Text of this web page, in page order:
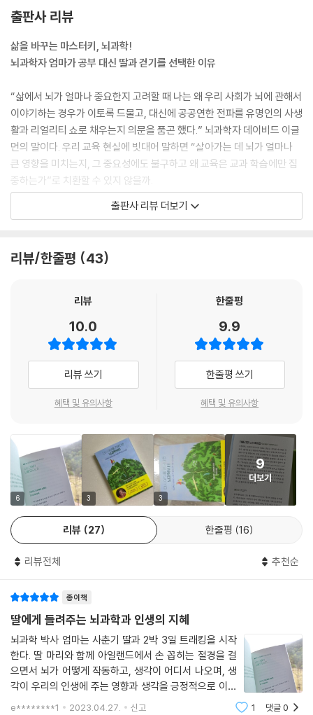
네 생각을 보는 게 도움이 될 거야. 우리 뇌는 끊임없이 엄청나게 많은 생각
을 하지. 머릿속에는 말하기를 멈추지 않은 작은 목소리가 하나 있단다. 그
걸 ‘원숭이’라고 부르기로 하자. 원숭이는 우리가 무엇을 생각하고, 느끼고,
---「꼬리에 꼬리를 물고 떠오르는 생각은 어디서 오는 걸까」 중에서
“너도 알다시피 우리는 감각기관, 그러니까 눈, 코, 귀, 피부, 혀를 통해 바
깥세상에 관한 정보를 얻지. 그렇게 모인 정보들이 시상으로 가게 된단다.
그럼 시상은 신경 중추로서 그 정보가 적절한지 아닌지 결정한단다. 적절
하면 그것들을 처리할 뇌의 다른 부분으로 보내지. 부적절하다고 판단되면
그 정보는 걸러내고 말이야.”
“아하, 이해했어요. 아까 발로 신발 바닥을 누르는 걸 의식했느냐 안 했느
냐 문제로 설명해 주신 거, 그거 맞지요?”
거란다. 그럼 우리는 그걸 의식하지 못해.
“우리 뇌는 감각기관이 포착한 정보를 다 처리하지 않아. 그런데 이 사실은
우리에게 아주 중요한 사실을 하나 더 말해준단다.” 내가 설명했다.
“보거나 듣는 것과 관련해서 우리가 주의를 적극적으로 조종한다면 우리
뇌가 어떤 정보를 처리할지 우리 스스로 어느 정도 선택할 수 있다는 거지.
쉽게 말해 눈을 감고 촉각에 집중하는 일을 의식적으로도 할 수 있다는 뜻
이야. 그럼 예를 들어 피부에 닿는 거친 바람이나 따뜻한 햇살을 느낄 수 있
---「어떤 생각을 할지는 내가 결정할 수 있다」 중에서
“마리야. 우리는 절대 혼자가 아니란다. 늘 자기 자신과 함께이니까 말이
야. 너 자신이 하는 말을 잘 들으면 네 주변의 우주 혹은 자연이 완벽한 가
이드가 되어줄 테니 길을 잃을 염려는 없단다.” 참 지혜로운 말이었다. 어
쩌면 우리가 영원히 받아야 할 수업은 우리 내면의 목소리에 귀를 기울임
으로써 자신을 사랑하는 방법인지도 모른다. 우리는 그 말을 곱씹느라 다
시 오랫동안 말이 없었다. 나는 언덕, 계곡, 작은 평지로 이어지는 주변 경
---「비어 있는 뇌의 배터리를 채우는 법〉 중에서
“우리 머릿속의 생각 네트워크는 매우 복잡해서 부정적인 감정과 연결된
생각도 있고 긍정적인 감정과 연결된 생각도 있고 부정적이지도 긍정적이
지도 않은 감정과 연결된 생각도 있어.” 내가 계속 설명했다.
“아까 말했듯이 사람에게는 누구나 그렇게 좋아하지 않는 사람이 있지. 그
런 사람을 생각하는 것만으로도 마음이 불편해질 수 있단다. 하지만 다행
출판사 리뷰
삶을 바꾸는 마스터키, 뇌과학!
뇌과학자 엄마가 공부 대신 딸과 걷기를 선택한 이유
“삶에서 뇌가 얼마나 중요한지 고려할 때 나는 왜 우리 사회가 뇌에 관해서
이야기하는 경우가 이토록 드물고, 대신에 공공연한 전파를 유명인의 사생
활과 리얼리티 쇼로 채우는지 의문을 품곤 했다.” 뇌과학자 데이비드 이글
먼의 말이다. 우리 교육 현실에 빗대어 말하면 “살아가는 데 뇌가 얼마나
큰 영향을 미치는지, 그 중요성에도 불구하고 왜 교육은 교과 학습에만 집
중하는가”로 치환할 수 있지 않을까.
성장기 아이들의 머릿속엔 온갖 질문으로 가득하다. 자신이 누구인지, 앞
한 아이야’, ‘좋아하는 일을 하면 된단다’, ‘너 자신과 타인을 사랑할 줄 아는
알려주기란 쉽지 않다. 우리가 후대에 전수하는 지혜는 나이 듦 속에서 수
지름길을 밝혀내기에 이르렀다. 바로 뇌과학이다. 우리 뇌가 생각과 감정,
지각을 만들어내는 기전을 통해 우리 자신이 누구인지, 어떻게 하면 자신
의 잠재력을 최대한 발휘하고, 세상을 온전히 사랑하며 살 수 있을지, 스스
로 주도권을 쥐고 컨트롤 할 수 있게 된 것이다.
웨이로 2박 3일 도보 여행을 떠난다. 엄마는 ‘생각’이 인생에 영향을 미치
는 이유와 ‘생각’을 긍정적으로 통제할 수 있는 법을 뇌과학으로 설명한다.
피질, 전두엽, 변연계, 해마 등 뇌의 구조와 작동 원리는 쉽고 간결하다. 더
불어 내딛는 걸음마다 펼쳐지는 아름다운 풍경은 무뎌진 감각을 깨운다.
보랏빛 히스 꽃밭과 양 떼, 오래된 수도원을 지나고, 우연히 만난 사람들이
작은 깨달음을 안겨 준다. 깊은 고요와 헐떡이는 숨소리에 존재의 신성함
을 느끼는 사이 사흘간의 여정은 끝나고, 마리는 비로소 알게 된다. 무엇이
의 삶을 손에 쥐고 온전히 살기 위해서는 무엇이 필요한지. 사흘 동안 엄마
“내 머릿속에 원숭이가 살고 있다.”
창의적이고 신선한 방식의 뇌과학책
“엄마, 나는 누구예요?” “어떻게 살아야 하죠?” 딸의 물음에 엄마는 먼저
우리의 ‘머릿속 생각’을 들여다보자고 제안한다. 뇌 속에는 우리가 무엇을
느끼고, 말하고, 해야 하고, 하게 만들어야 하는지 끊임없이 말하는 목소리
출판사 리뷰 더보기
리뷰/한줄평 43
리뷰
10.0
리뷰 쓰기
혜택 및 유의사항
한줄평
9.9
한줄평 쓰기
혜택 및 유의사항
6 3 3
9
더보기
리뷰 27 한줄평 16
리뷰전체 추천순
종이책
딸에게 들려주는 뇌과학과 인생의 지혜
뇌과학 박사 엄마는 사춘기 딸과 2박 3일 트래킹을 시작
한다. 딸 마리와 함께 아일랜드에서 손 꼽히는 절경을 걸
으면서 뇌가 어떻게 작동하고, 생각이 어디서 나오며, 생
각이 우리의 인생에 주는 영향과 생각을 긍정적으로 이끌
수 있는 방법같이 삶에서 중요한 질문들에 대해 답한다.히
e********1 2023.04.27. 신고 1 댓글0